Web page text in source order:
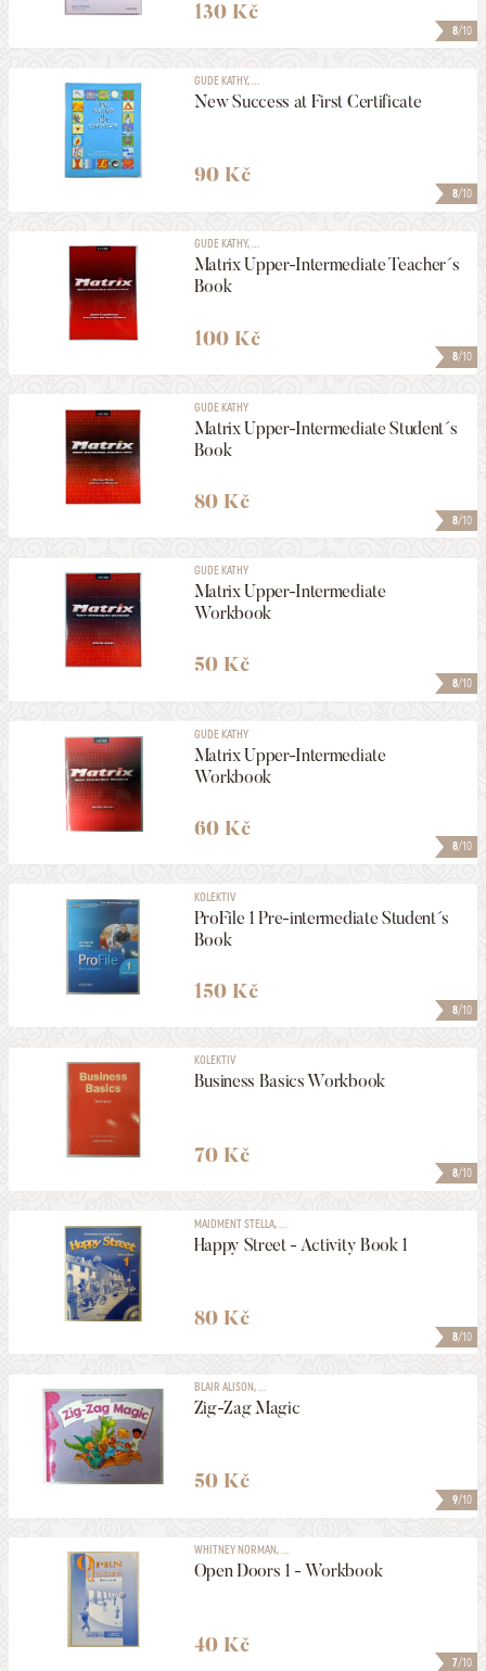
8/10
130 Kč
8/10
GUDE KATHY, ...
New Success at First Certificate
90 Kč
8/10
GUDE KATHY, ...
Matrix Upper-Intermediate Teacher´s
Book
100 Kč
8/10
GUDE KATHY
Matrix Upper-Intermediate Student´s
Book
80 Kč
8/10
GUDE KATHY
Matrix Upper-Intermediate
Workbook
50 Kč
8/10
GUDE KATHY
Matrix Upper-Intermediate
Workbook
60 Kč
8/10
KOLEKTIV
ProFile 1 Pre-intermediate Student´s
Book
150 Kč
8/10
KOLEKTIV
Business Basics Workbook
70 Kč
8/10
MAIDMENT STELLA, ...
Happy Street - Activity Book 1
80 Kč
9/10
BLAIR ALISON, ...
Zig-Zag Magic
50 Kč
7/10
WHITNEY NORMAN, ...
Open Doors 1 - Workbook
40 Kč